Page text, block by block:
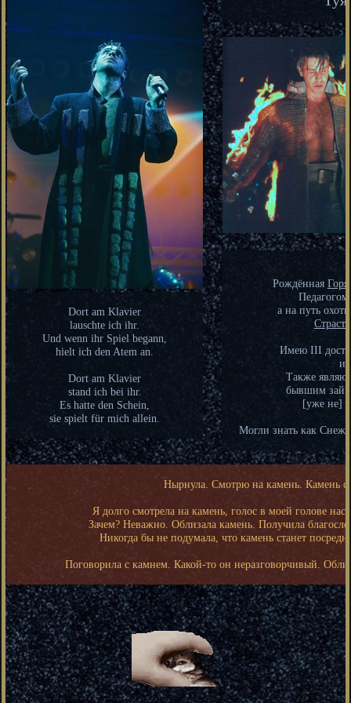
Dort am Klavier
lauschte ich ihr.
Und wenn ihr Spiel begann,
hielt ich den Atem an.
Dort am Klavier
stand ich bei ihr.
Es hatte den Schein,
sie spielt für mich allein.
⠀⠀
⠀⠀
⠀⠀
Рождённая
а на путь
Имею III
и
Также
бывшим
[уже не]
Могли знать как
⠀⠀
Нырнула. Смотрю на камень. Камень
Я долго смотрела на камень, голос в моей голове
Зачем? Неважно. Облизала камень. Получила
Никогда бы не подумала, что камень станет
Поговорила с камнем. Какой-то он неразговорчивый.
⠀⠀